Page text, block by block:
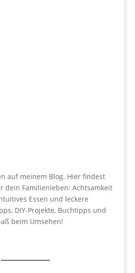
auf meinem Blog. Hier findest
dein Familienleben: Achtsamkeit
Essen und leckere
DIY-Projekte, Buchtipps und
beim Umsehen!